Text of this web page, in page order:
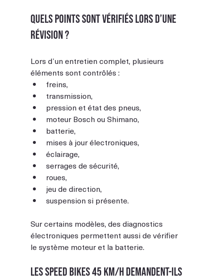
Quels points sont vérifiés lors d’une
révision ?
Lors d’un entretien complet, plusieurs
éléments sont contrôlés :
freins,
transmission,
pression et état des pneus,
moteur Bosch ou Shimano,
batterie,
mises à jour électroniques,
éclairage,
serrages de sécurité,
roues,
jeu de direction,
suspension si présente.
Sur certains modèles, des diagnostics
électroniques permettent aussi de vérifier
le système moteur et la batterie.
Les speed bikes 45 km/h demandent-ils